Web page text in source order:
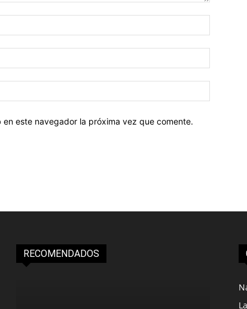
este navegador la próxima vez que comente.
RECOMENDADOS